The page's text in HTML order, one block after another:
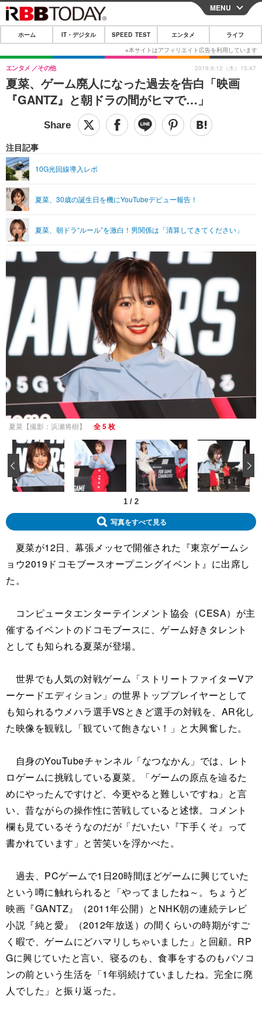
CLOSE
ホーム
IT・デジタル
IT・デジタルTOP スマートフォン
ショッピング その他
SPEED TEST
エンタメTOP 映画・ドラマ
グラビア ブログ
ショッピング その他
ライフTOP
リリース一覧
プッシュ通知の停止方法
MENU
ホーム IT・デジタル SPEED TEST エンタメ ライフ
夏菜、ゲーム廃人になった過去を告白「映画
『GANTZ』と朝ドラの間がヒマで…」
エンタメ その他
注目記事
10G光回線導入レポ
夏菜、30歳の誕生日を機にYouTubeデビュー報告！
夏菜、朝ドラ“ルール”を激白！男関係は「清算してきてください」
2019.9.12（木）15:47
夏菜【撮影：浜瀬将樹】 全 5 枚
1 / 2
‹
写真をすべて見る
夏菜が12日、幕張メッセで開催された『東京ゲームシ
ョウ2019ドコモブースオープニングイベント』に出席し
た。
コンピュータエンターテインメント協会（CESA）が主
催するイベントのドコモブースに、ゲーム好きタレント
としても知られる夏菜が登場。
世界でも人気の対戦ゲーム「ストリートファイターVア
ーケードエディション」の世界トッププレイヤーとして
も知られるウメハラ選手VSときど選手の対戦を、AR化し
た映像を観戦し「観ていて飽きない！」と大興奮した。
自身のYouTubeチャンネル「なつなかん」では、レト
ロゲームに挑戦している夏菜。「ゲームの原点を辿るた
めにやったんですけど、今更やると難しいですね」と言
い、昔ながらの操作性に苦戦していると述懐。コメント
欄も見ているそうなのだが「だいたい『下手くそ』って
書かれています」と苦笑いを浮かべた。
過去、PCゲームで1日20時間ほどゲームに興じていた
という噂に触れられると「やってましたね～。ちょうど
映画『GANTZ』（2011年公開）とNHK朝の連続テレビ
小説『純と愛』（2012年放送）の間くらいの時期がすご
く暇で、ゲームにどハマリしちゃいました」と回顧。RP
Gに興じていたと言い、寝るのも、食事をするのもパソコ
ンの前という生活を「1年弱続けていましたね。完全に廃
人でした」と振り返った。